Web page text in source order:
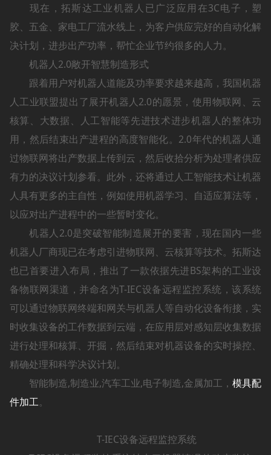
现在，拓斯达工业机器人已广泛应用在3C电子，塑
胶、五金、家电工厂流水线上，为客户供应完好的自动化解
决计划，进步出产功率，帮忙企业节约很多的人力。
机器人2.0敞开智慧制造形式
跟着用户对机器人道能及功率要求越来越高，我国机器
人工业联盟提出了展开机器人2.0的愿景，使用物联网、云
核算、大数据、人工智能等先进技术进步机器人的整体功
用，然后结束出产进程的高度智能化。2.0年代的机器人通
过物联网将出产数据上传到云，然后收拾分析为处理者供应
有力的决议计划参看。此外，还将通过人工智能技术让机器
人具有更多的主自性，例如使用机器学习、自适应算法等，
以应对出产进程中的一些暂时变化。
机器人2.0是突破智能制造展开的要害，现在国内一些
机器人厂商现已在考虑引进物联网、云核算等技术。拓斯达
也已首要进入布局，推出了一款依据先进BS架构的工业设
备物联网渠道，并命名为T-IEC设备远程监控系统，该系统
可以通过物联网终端和网关与机器人等自动化设备衔接，实
时收集设备的工作数据到云端，在应用层对感知层收集数据
进行处理和核算、开掘，然后结束对机器设备的实时操控、
精确处理和科学决议计划。
智能制造,制造业,汽车工业,电子制造,金属加工，模具配
件加工。
T-IEC设备远程监控系统